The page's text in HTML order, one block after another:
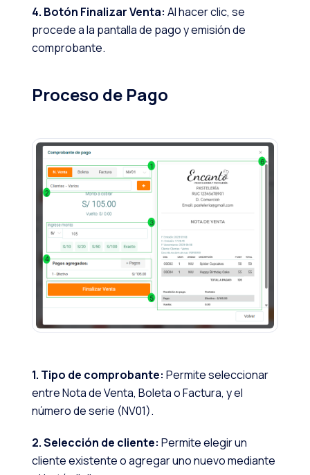
4. Botón Finalizar Venta: Al hacer clic, se
procede a la pantalla de pago y emisión de
comprobante.
Proceso de Pago
1. Tipo de comprobante: Permite seleccionar
entre Nota de Venta, Boleta o Factura, y el
número de serie (NV01).
2. Selección de cliente: Permite elegir un
cliente existente o agregar uno nuevo mediante